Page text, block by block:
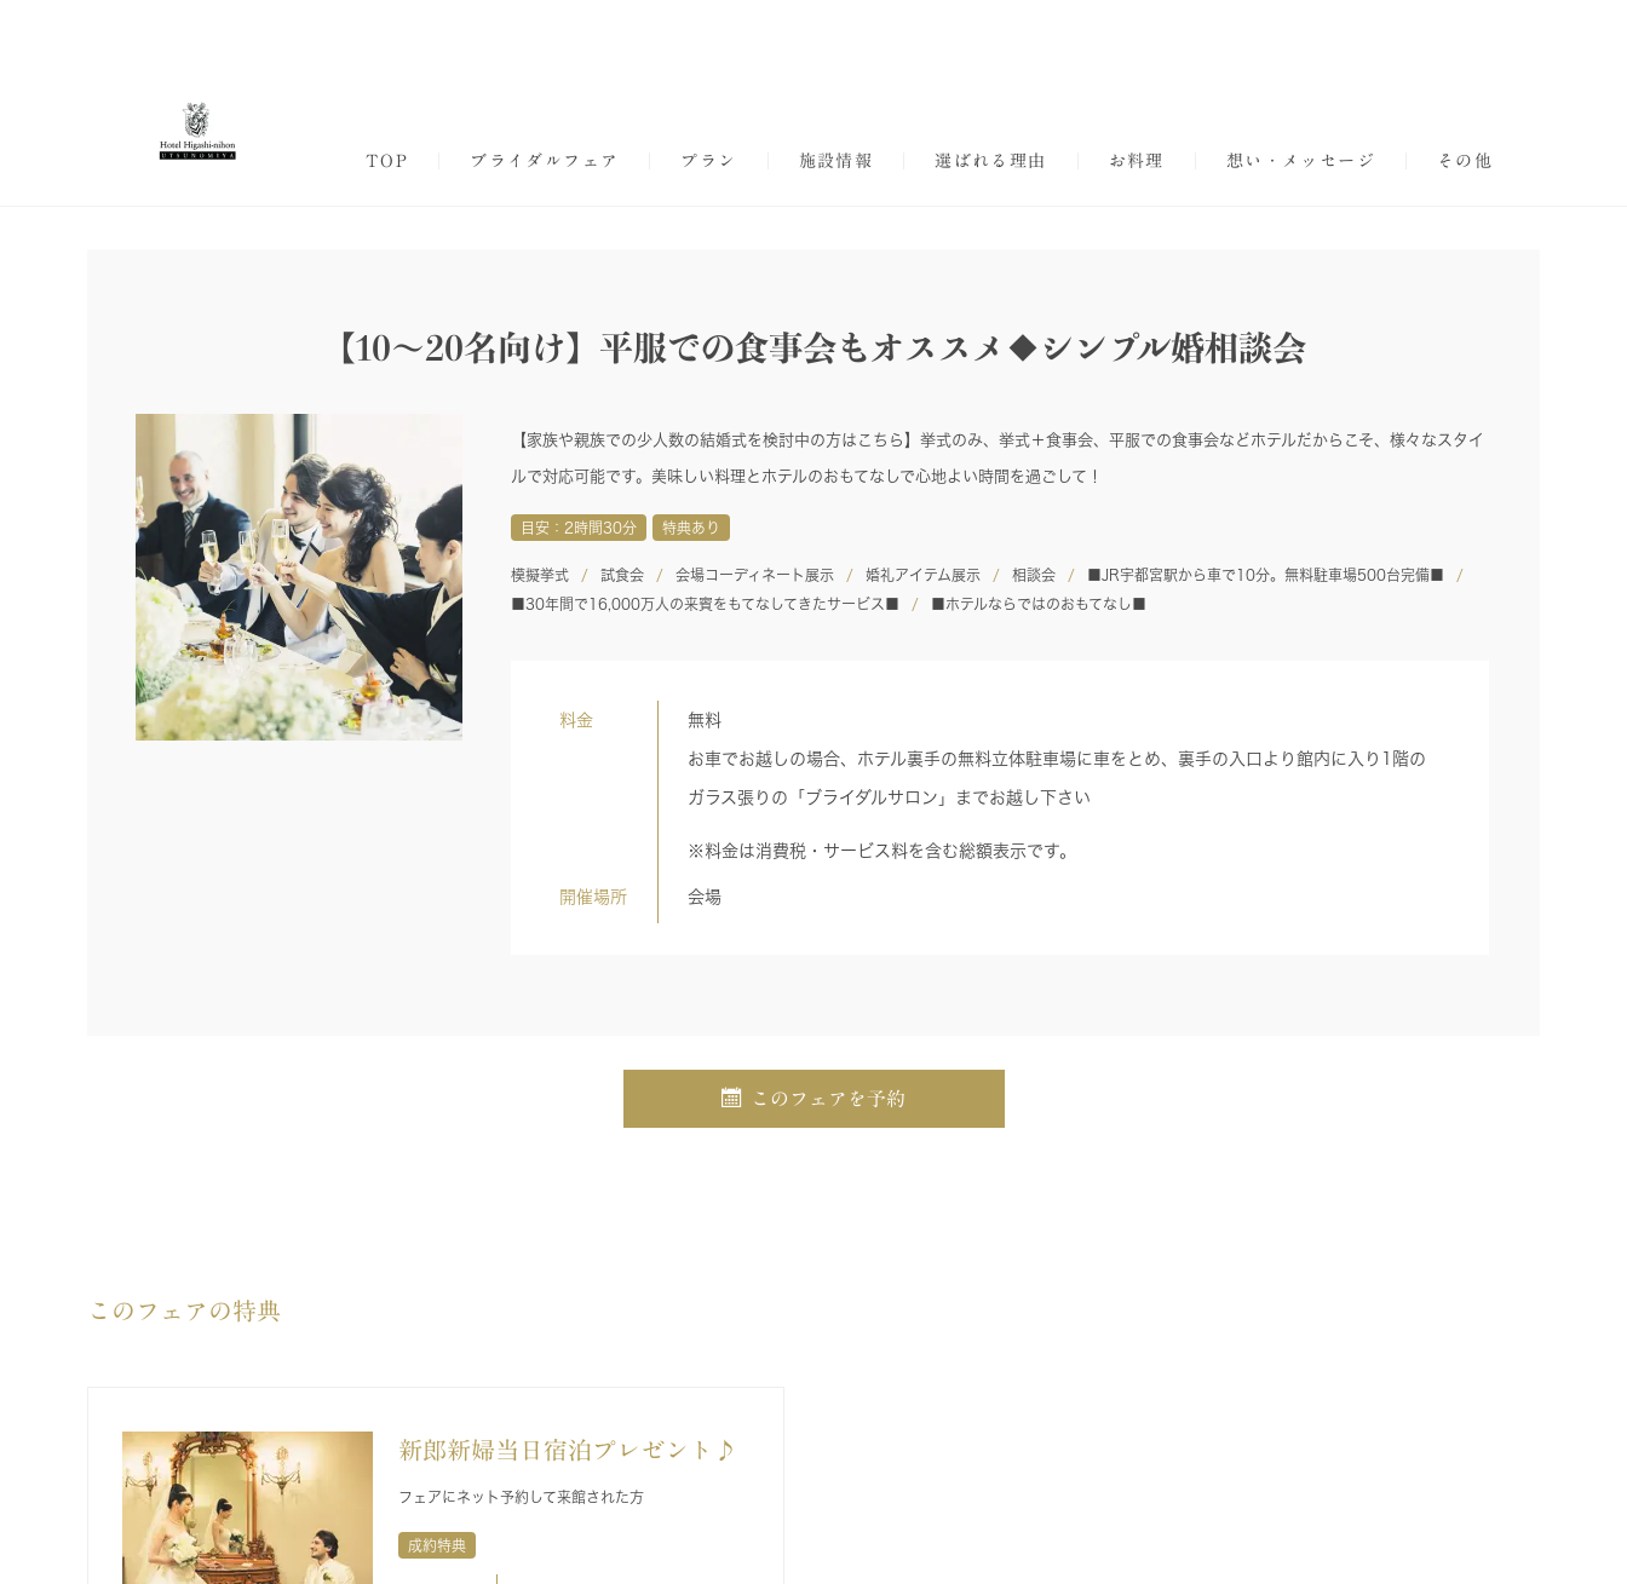
TOP ブライダルフェア プラン 施設情報 選ばれる理由 お料理 想い・メッセージ その他
【10～20名向け】平服での食事会もオススメ◆シンプル婚相談会
【家族や親族での少人数の結婚式を検討中の方はこちら】挙式のみ、挙式＋食事会、平服での食事会などホテルだからこそ、様々なスタイ
ルで対応可能です。美味しい料理とホテルのおもてなしで心地よい時間を過ごして！
目安：2時間30分 特典あり
模擬挙式 試食会 会場コーディネート展示 婚礼アイテム展示 相談会
■JR宇都宮駅から車で10分。無料駐車場500台完備■
■30年間で16,000万人の来賓をもてなしてきたサービス■
■ホテルならではのおもてなし■
料金 無料
お車でお越しの場合、ホテル裏手の無料立体駐車場に車をとめ、裏手の入口より館内に入り1階の
ガラス張りの「ブライダルサロン」までお越し下さい
※料金は消費税・サービス料を含む総額表示です。
開催場所 会場
このフェアを予約
このフェアの特典
新郎新婦当日宿泊プレゼント♪
フェアにネット予約して来館された方
成約特典